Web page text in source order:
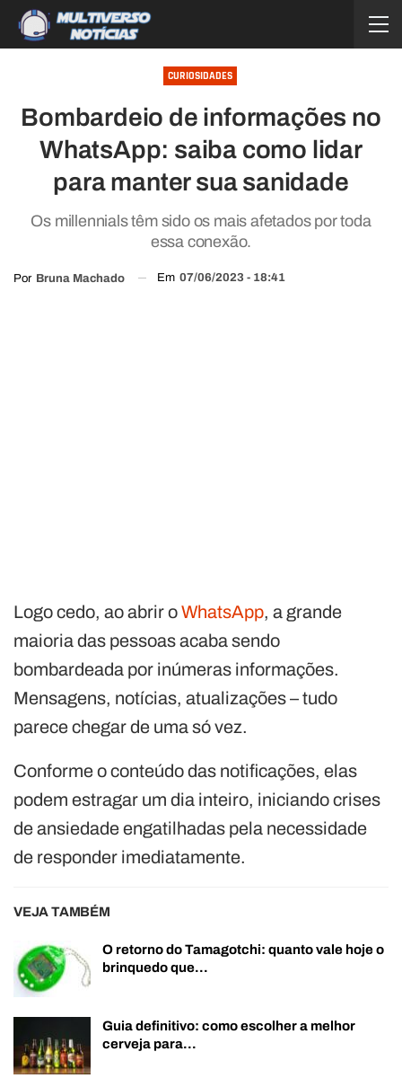
CURIOSIDADES
Bombardeio de informações no
WhatsApp: saiba como lidar
para manter sua sanidade
Os millennials têm sido os mais afetados por toda
essa conexão.
Por Bruna Machado Em 07/06/2023 - 18:41
Logo cedo, ao abrir oWhatsApp, a grande
maioria das pessoas acaba sendo
bombardeada por inúmeras informações.
Mensagens, notícias, atualizações – tudo
parece chegar de uma só vez.
Conforme o conteúdo das notificações, elas
podem estragar um dia inteiro, iniciando crises
de ansiedade engatilhadas pela necessidade
de responder imediatamente.
VEJA TAMBÉM
O retorno do Tamagotchi: quanto vale hoje o
brinquedo que…
Guia definitivo: como escolher a melhor
cerveja para…